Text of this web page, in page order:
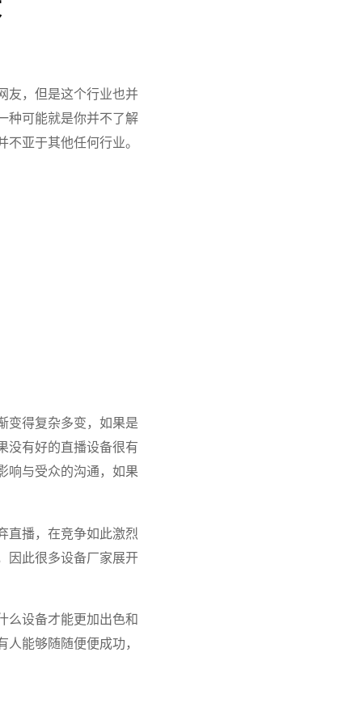
友，但是这个行业也并
种可能就是你并不了解
亚于其他任何行业。
变得复杂多变，如果是
没有好的直播设备很有
响与受众的沟通，如果
直播，在竞争如此激烈
因此很多设备厂家展开
么设备才能更加出色和
能够随随便便成功，